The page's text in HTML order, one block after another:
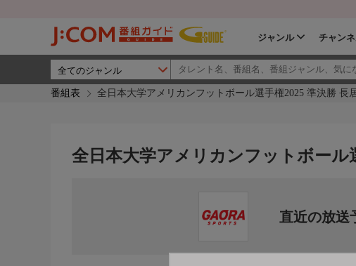
ジャンル チャン
番組表 全日本大学アメリカンフットボール選手権2025 準決勝 長
全日本大学アメリカンフットボール
直近の放送